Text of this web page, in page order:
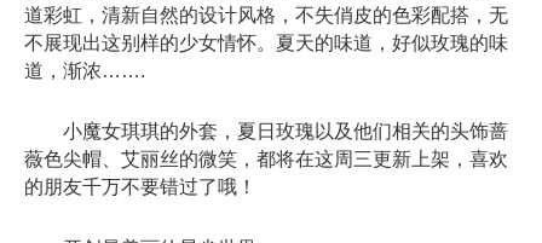
道彩虹，清新自然的设计风格，不失俏皮的色彩配搭，无
不展现出这别样的少女情怀。夏天的味道，好似玫瑰的味
道，渐浓…….
小魔女琪琪的外套，夏日玫瑰以及他们相关的头饰蔷
薇色尖帽、艾丽丝的微笑，都将在这周三更新上架，喜欢
的朋友千万不要错过了哦！